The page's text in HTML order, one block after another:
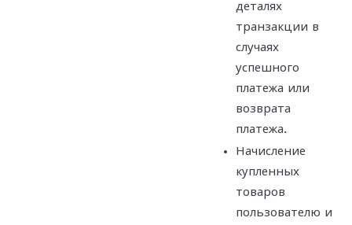
деталях
транзакции в
случаях
успешного
платежа или
возврата
платежа.
Начисление
купленных
товаров
пользователю и